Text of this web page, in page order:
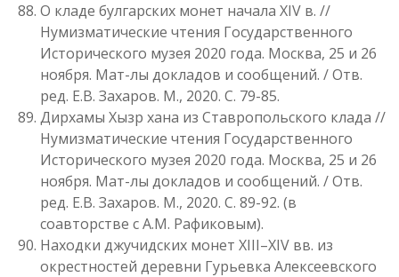
О кладе булгарских монет начала XIV в. //
Нумизматические чтения Государственного
Исторического музея 2020 года. Москва, 25 и 26
ноября. Мат-лы докладов и сообщений. / Отв.
ред. Е.В. Захаров. М., 2020. С. 79-85.
Дирхамы Хызр хана из Ставропольского клада //
Нумизматические чтения Государственного
Исторического музея 2020 года. Москва, 25 и 26
ноября. Мат-лы докладов и сообщений. / Отв.
ред. Е.В. Захаров. М., 2020. С. 89-92. (в
соавторстве с А.М. Рафиковым).
Находки джучидских монет XIII–XIV вв. из
окрестностей деревни Гурьевка Алексеевского